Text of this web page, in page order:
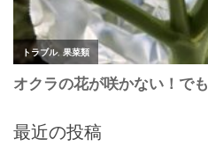
最近の投稿